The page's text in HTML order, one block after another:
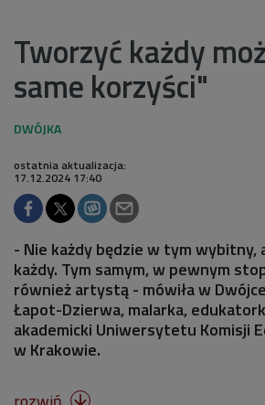
Tworzyć każdy
same korzyści"
ostatnia aktualizacja:
17.12.2024 17:40
- Nie każdy będzie w tym wybitny,
każdy. Tym samym, w pewnym
również artystą - mówiła w
Łapot-Dzierwa, malarka,
akademicki Uniwersytetu Komisji
w Krakowie.
